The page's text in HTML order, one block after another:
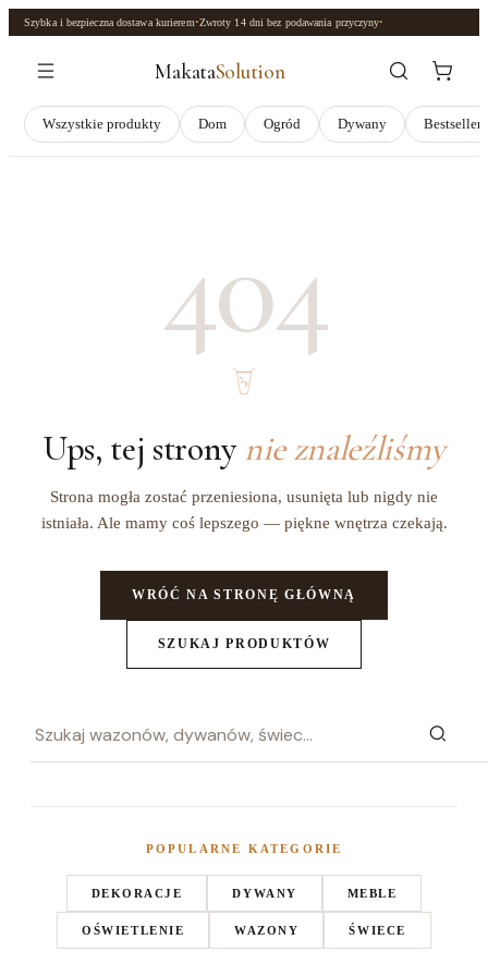
Szybka i bezpieczna dostawa kurierem•Zwroty 14 dni bez podawania przyczyny•
MakataSolution
Wszystkie produkty Dom Ogród Dywany Bestsellery
404
Ups, tej stronynie znaleźliśmy
Strona mogła zostać przeniesiona, usunięta lub nigdy nie
istniała. Ale mamy coś lepszego — piękne wnętrza czekają.
WRÓĆ NA STRONĘ GŁÓWNĄ
SZUKAJ PRODUKTÓW
POPULARNE KATEGORIE
DEKORACJE DYWANY MEBLE
OŚWIETLENIE WAZONY ŚWIECE